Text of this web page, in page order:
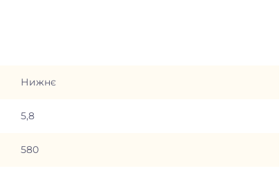
Нижнє
5,8
580